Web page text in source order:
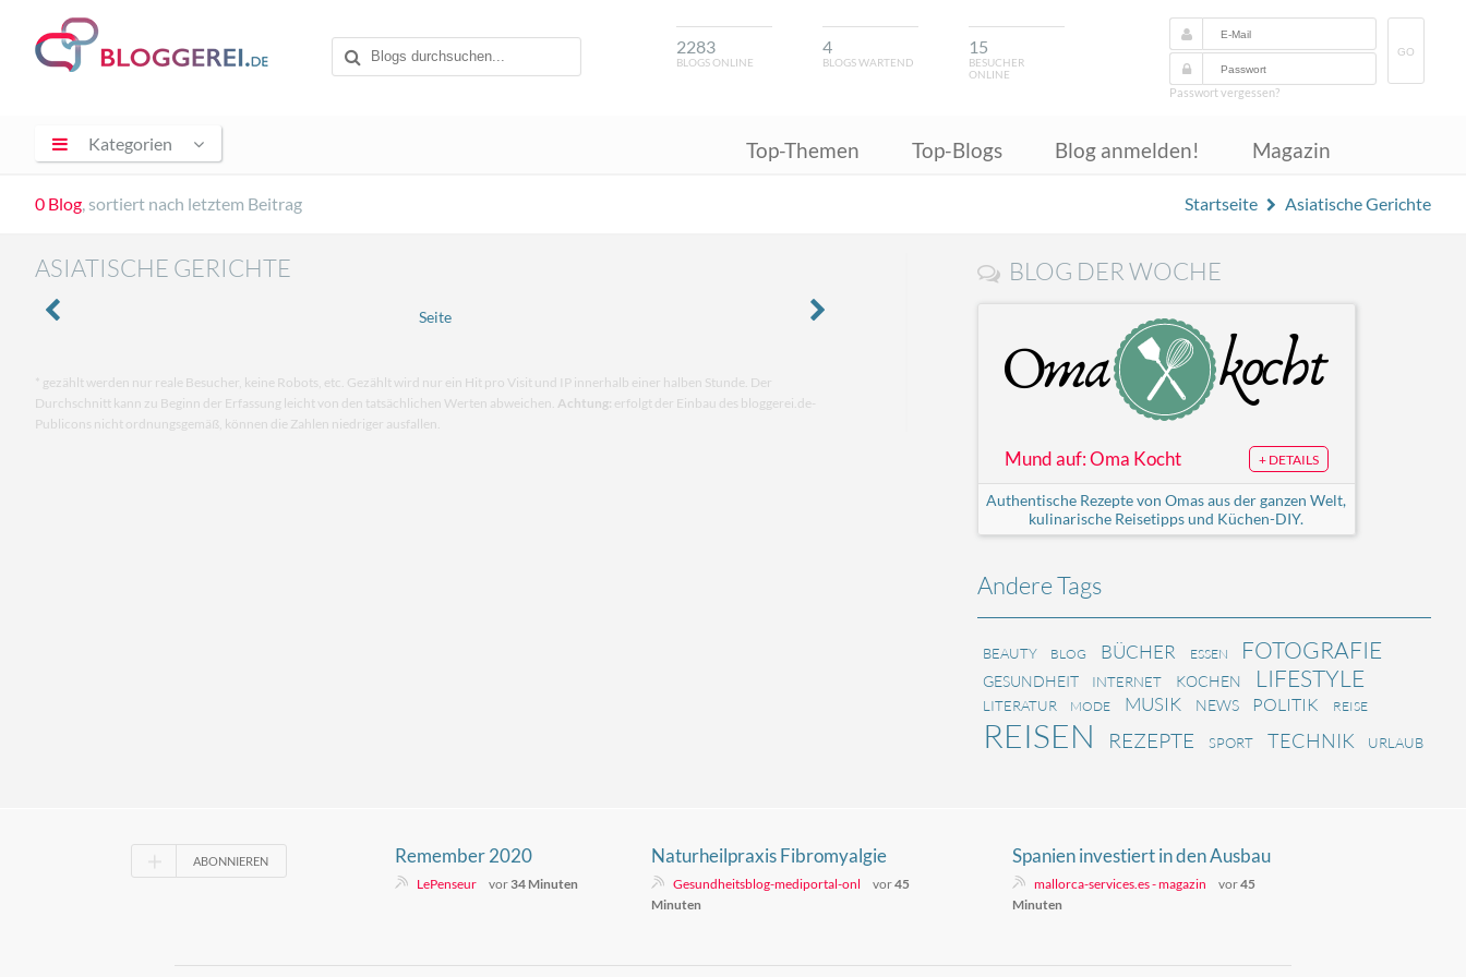
2283
BLOGS ONLINE
4
BLOGS WARTEND
15
BESUCHER
ONLINE
GO
Passwort vergessen?
Kategorien Top-Themen Top-Blogs Blog anmelden! Magazin
0 Blog, sortiert nach letztem Beitrag Startseite Asiatische Gerichte
ASIATISCHE GERICHTE
Seite
* gezählt werden nur reale Besucher, keine Robots, etc. Gezählt wird nur ein Hit pro Visit und IP innerhalb einer halben Stunde. Der
Durchschnitt kann zu Beginn der Erfassung leicht von den tatsächlichen Werten abweichen. Achtung: erfolgt der Einbau des bloggerei.de-
Publicons nicht ordnungsgemäß, können die Zahlen niedriger ausfallen.
BLOG DER WOCHE
Mund auf: Oma Kocht + DETAILS
Authentische Rezepte von Omas aus der ganzen Welt,
kulinarische Reisetipps und Küchen-DIY.
Andere Tags
BEAUTY BLOG BÜCHER ESSEN FOTOGRAFIE
GESUNDHEIT INTERNET KOCHEN LIFESTYLE
LITERATUR MODE MUSIK NEWS POLITIK REISE
REISEN REZEPTE SPORT TECHNIK URLAUB
ABONNIEREN Remember 2020
LePenseur vor 34 Minuten
Naturheilpraxis Fibromyalgie
Gesundheitsblog-mediportal-onl vor45
Minuten
Spanien investiert in den Ausbau
von Schnellladestationen
mallorca-services.es - magazin vor45
Minuten